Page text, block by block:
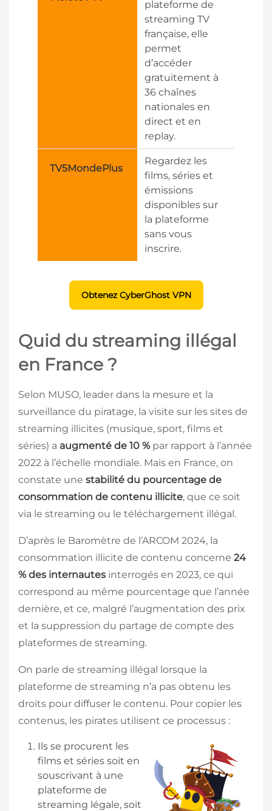
plateforme de
streaming TV
française, elle
permet
d’accéder
gratuitement à
36 chaînes
nationales en
direct et en
replay.
TV5MondePlus
Regardez les
films, séries et
émissions
disponibles sur
la plateforme
sans vous
inscrire.
Obtenez CyberGhost VPN
Quid du streaming illégal
en France ?
Selon MUSO, leader dans la mesure et la
surveillance du piratage, la visite sur les sites de
streaming illicites (musique, sport, films et
séries) a augmenté de 10 % par rapport à l’année
2022 à l’échelle mondiale. Mais en France, on
constate une stabilité du pourcentage de
consommation de contenu illicite, que ce soit
via le streaming ou le téléchargement illégal.
D’après le Baromètre de l’ARCOM 2024, la
consommation illicite de contenu concerne 24
% des internautes interrogés en 2023, ce qui
correspond au même pourcentage que l’année
dernière, et ce, malgré l’augmentation des prix
et la suppression du partage de compte des
plateformes de streaming.
On parle de streaming illégal lorsque la
plateforme de streaming n’a pas obtenu les
droits pour diffuser le contenu. Pour copier les
contenus, les pirates utilisent ce processus :
Ils se procurent les
films et séries soit en
souscrivant à une
plateforme de
streaming légale, soit